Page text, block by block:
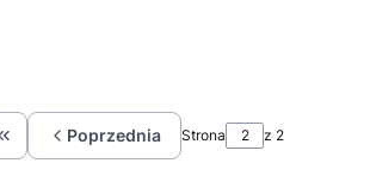
Wróć do pierwszej strony z produktami
Poprzednia Strona z 2